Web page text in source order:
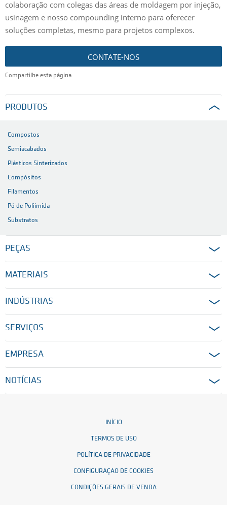
colaboração com colegas das áreas de moldagem por injeção,
usinagem e nosso compounding interno para oferecer
soluções completas, mesmo para projetos complexos.
CONTATE-NOS
Compartilhe esta página
PRODUTOS
Compostos
Semiacabados
Plásticos Sinterizados
Compósitos
Filamentos
Pó de Poliimida
Substratos
PEÇAS
MATERIAIS
INDÚSTRIAS
SERVIÇOS
EMPRESA
NOTÍCIAS
INÍCIO
TERMOS DE USO
POLÍTICA DE PRIVACIDADE
CONFIGURAÇAO DE COOKIES
CONDIÇÕES GERAIS DE VENDA